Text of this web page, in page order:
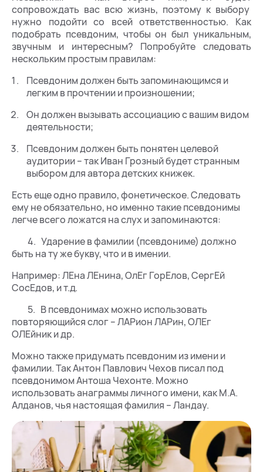
сопровождать вас всю жизнь, поэтому к выбору
нужно подойти со всей ответственностью. Как
подобрать псевдоним, чтобы он был уникальным,
звучным и интересным? Попробуйте следовать
нескольким простым правилам:
Псевдоним должен быть запоминающимся и
легким в прочтении и произношении;
Он должен вызывать ассоциацию с вашим видом
деятельности;
Псевдоним должен быть понятен целевой
аудитории – так Иван Грозный будет странным
выбором для автора детских книжек.
Есть еще одно правило, фонетическое. Следовать
ему не обязательно, но именно такие псевдонимы
легче всего ложатся на слух и запоминаются:
4. Ударение в фамилии (псевдониме) должно
быть на ту же букву, что и в имении.
Например: ЛЕна ЛЕнина, ОлЕг ГорЕлов, СергЕй
СосЕдов, и т.д.
5. В псевдонимах можно использовать
повторяющийся слог – ЛАРион ЛАРин, ОЛЕг
ОЛЕйник и др.
Можно также придумать псевдоним из имени и
фамилии. Так Антон Павлович Чехов писал под
псевдонимом Антоша Чехонте. Можно
использовать анаграммы личного имени, как М.А.
Алданов, чья настоящая фамилия – Ландау.